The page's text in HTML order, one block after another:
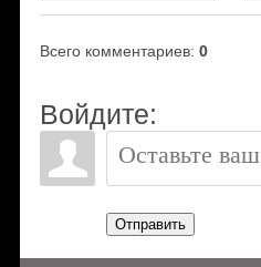
Всего комментариев: 0
Войдите:
Отправить